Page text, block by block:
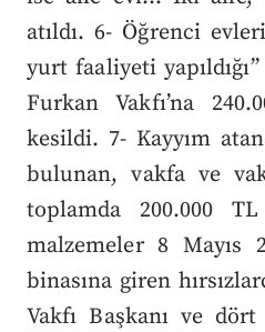
atıldı. 6- Öğrenci
yurt faaliyeti
Furkan Vakfı’na
kesildi. 7- Kayyım
bulunan, vakfa ve
toplamda 200.000
malzemeler 8 Mayıs
binasına giren
Vakfı Başkanı ve